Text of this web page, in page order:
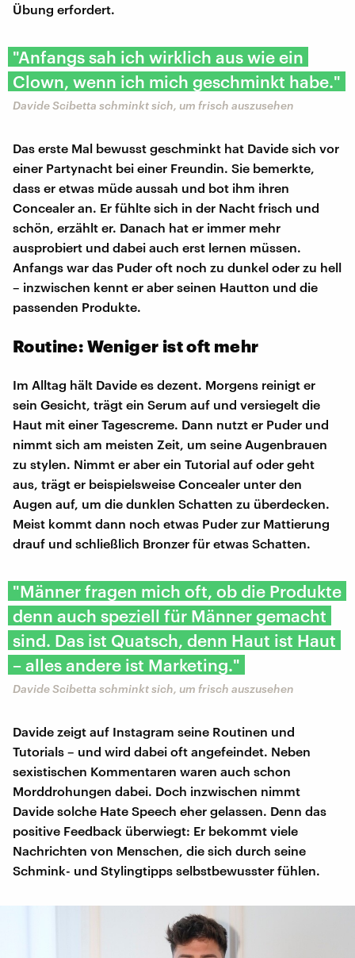
Übung erfordert.
"Anfangs sah ich wirklich aus wie ein
Clown, wenn ich mich geschminkt habe."
Davide Scibetta schminkt sich, um frisch auszusehen
Das erste Mal bewusst geschminkt hat Davide sich vor
einer Partynacht bei einer Freundin. Sie bemerkte,
dass er etwas müde aussah und bot ihm ihren
Concealer an. Er fühlte sich in der Nacht frisch und
schön, erzählt er. Danach hat er immer mehr
ausprobiert und dabei auch erst lernen müssen.
Anfangs war das Puder oft noch zu dunkel oder zu hell
– inzwischen kennt er aber seinen Hautton und die
passenden Produkte.
Routine: Weniger ist oft mehr
Im Alltag hält Davide es dezent. Morgens reinigt er
sein Gesicht, trägt ein Serum auf und versiegelt die
Haut mit einer Tagescreme. Dann nutzt er Puder und
nimmt sich am meisten Zeit, um seine Augenbrauen
zu stylen. Nimmt er aber ein Tutorial auf oder geht
aus, trägt er beispielsweise Concealer unter den
Augen auf, um die dunklen Schatten zu überdecken.
Meist kommt dann noch etwas Puder zur Mattierung
drauf und schließlich Bronzer für etwas Schatten.
"Männer fragen mich oft, ob die Produkte
denn auch speziell für Männer gemacht
sind. Das ist Quatsch, denn Haut ist Haut
– alles andere ist Marketing."
Davide Scibetta schminkt sich, um frisch auszusehen
Davide zeigt auf Instagram seine Routinen und
Tutorials – und wird dabei oft angefeindet. Neben
sexistischen Kommentaren waren auch schon
Morddrohungen dabei. Doch inzwischen nimmt
Davide solche Hate Speech eher gelassen. Denn das
positive Feedback überwiegt: Er bekommt viele
Nachrichten von Menschen, die sich durch seine
Schmink- und Stylingtipps selbstbewusster fühlen.